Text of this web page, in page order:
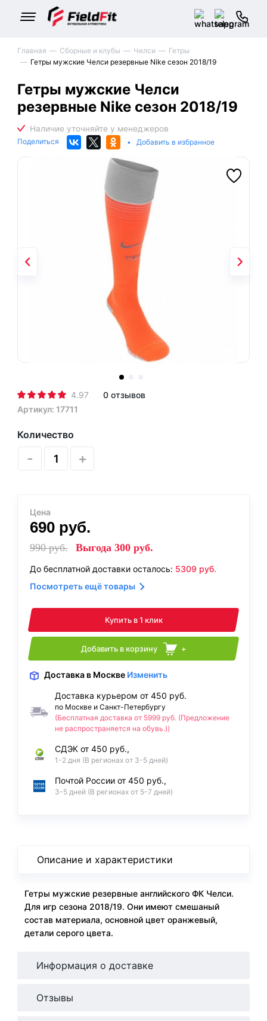
Главная Сборные и клубы Челси
Гетры
Гетры мужские Челси резервные Nike сезон 2018/19
Гетры мужские Челси
резервные Nike сезон 2018/19
Поделиться • Добавить в избранное
4.97
0 отзывов
Артикул: 17711
Количество
- +
Цена
690 руб.
990руб. Выгода 300 руб.
До бесплатной доставки осталось: 5309 руб.
Посмотреть ещё товары
Купить в 1 клик
Добавить в корзину +
Доставка в Москве Изменить
Доставка курьером от 450 руб.
по Москве и Санкт-Петербургу
(Бесплатная доставка от 5999 руб. (Предложение
не распространяется на обувь.))
СДЭК от 450 руб.,
1-2 дня (В регионах от 3-5 дней)
Почтой России от 450 руб.,
3-5 дней (В регионах от 5-7 дней)
Описание и характеристики
Гетры мужские резервные английского ФК Челси.
Для игр сезона 2018/19. Они имеют смешаный
состав материала, основной цвет оранжевый,
детали серого цвета.
Информация о доставке
Отзывы